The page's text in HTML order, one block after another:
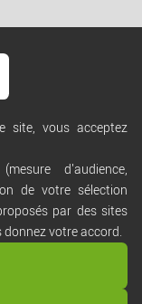
site, vous acceptez
d'audience,
de votre sélection
par des sites
votre accord.